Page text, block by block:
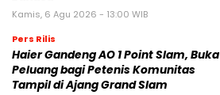
Kamis, 6 Agu 2026 - 13:00 WIB
Pers Rilis
Haier Gandeng AO 1 Point Slam, Buka
Peluang bagi Petenis Komunitas
Tampil di Ajang Grand Slam